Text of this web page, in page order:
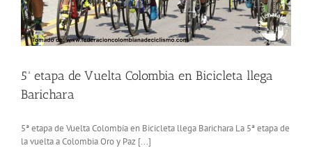
5ª etapa de Vuelta Colombia en Bicicleta llega
Barichara
5ª etapa de Vuelta Colombia en Bicicleta llega Barichara La 5ª etapa de
la vuelta a Colombia Oro y Paz [...]